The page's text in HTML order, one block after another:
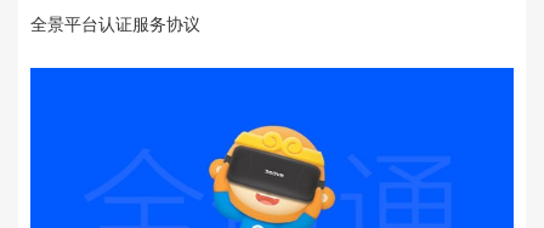
全景平台认证服务协议